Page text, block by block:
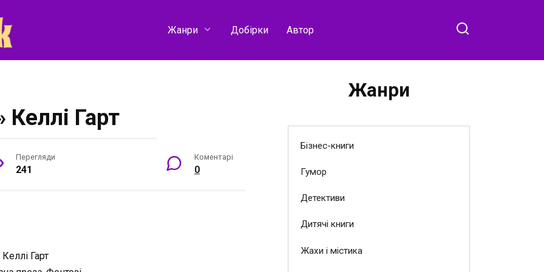
Жанри Добірки Автор
Келлі Гарт
Перегляди
241
Коментарі
0
Келлі Гарт
Жанри
Бізнес-книги
Гумор
Детективи
Дитячі книги
Жахи і містика